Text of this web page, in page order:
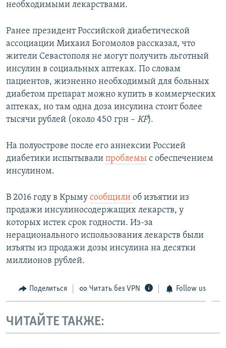
необходимыми лекарствами.
Ранее президент Российской диабетической
ассоциации Михаил Богомолов рассказал, что
жители Севастополя не могут получить льготный
инсулин в социальных аптеках. По словам
пациентов, жизненно необходимый для больных
диабетом препарат можно купить в коммерческих
аптеках, но там одна доза инсулина стоит более
тысячи рублей (около 450 грн – КР).
На полуострове после его аннексии Россией
диабетики испытывали проблемы с обеспечением
инсулином.
В 2016 году в Крыму сообщили об изъятии из
продажи инсулиносодержащих лекарств, у
которых истек срок годности. Из-за
нерационального использования лекарств были
изъяты из продажи дозы инсулина на десятки
миллионов рублей.
Поделиться Читать без VPN Follow us
ЧИТАЙТЕ ТАКЖЕ: